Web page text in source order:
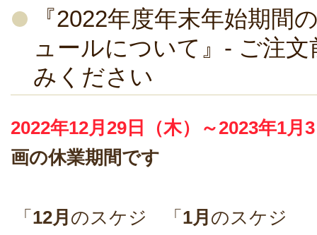
『2022年度年末年始期間
ュールについて』- ご注
みください
2022年12月29日（木）～2023年1月
画の休業期間です
「 12月 のスケジ
「 1月 のスケジ